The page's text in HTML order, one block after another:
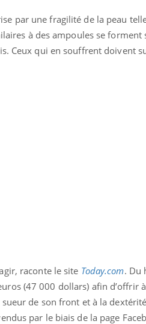
par une fragilité de la peau
à des ampoules se forment
Ceux qui en souffrent doivent
raconte le site Today.com. Du
(47 000 dollars) afin d’offrir
de son front et à la
par le biais de la page